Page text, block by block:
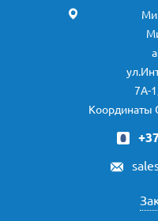
7А-
Координаты